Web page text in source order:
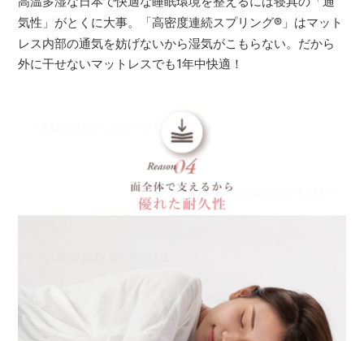
気性」がとくに大事。「高密度連続スプリング® 」はマット
レス内部の通気を妨げないから湿気がこもらない。だから
外に干せないマットレスでも1年中快適！